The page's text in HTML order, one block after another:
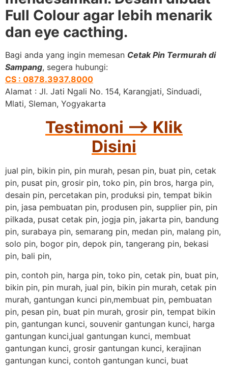
Full Colour agar lebih menarik
dan eye cacthing.
Bagi anda yang ingin memesan Cetak Pin Termurah di
Sampang, segera hubungi:
CS : 0878.3937.8000
Alamat : Jl. Jati Ngali No. 154, Karangjati, Sinduadi,
Mlati, Sleman, Yogyakarta
Testimoni –> Klik
Disini
jual pin, bikin pin, pin murah, pesan pin, buat pin, cetak
pin, pusat pin, grosir pin, toko pin, pin bros, harga pin,
desain pin, percetakan pin, produksi pin, tempat bikin
pin, jasa pembuatan pin, produsen pin, supplier pin, pin
pilkada, pusat cetak pin, jogja pin, jakarta pin, bandung
pin, surabaya pin, semarang pin, medan pin, malang pin,
solo pin, bogor pin, depok pin, tangerang pin, bekasi
pin, bali pin,
pin, contoh pin, harga pin, toko pin, cetak pin, buat pin,
bikin pin, pin murah, jual pin, bikin pin murah, cetak pin
murah, gantungan kunci pin,membuat pin, pembuatan
pin, pesan pin, buat pin murah, grosir pin, tempat bikin
pin, gantungan kunci, souvenir gantungan kunci, harga
gantungan kunci,jual gantungan kunci, membuat
gantungan kunci, grosir gantungan kunci, kerajinan
gantungan kunci, contoh gantungan kunci, buat